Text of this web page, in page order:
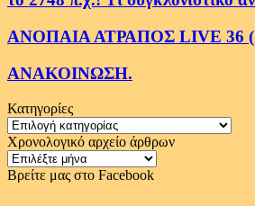
ΑΝΟΠΑΙΑ ΑΤΡΑΠΟΣ LIVE 36
ΑΝΑΚΟΙΝΩΣΗ.
Κατηγορίες
Κατηγορίες
Χρονολογικό αρχείο άρθρων
Χρονολογικό
αρχείο
Βρείτε μας στο Facebook